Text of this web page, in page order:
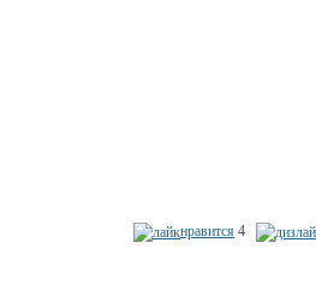
нравится 4